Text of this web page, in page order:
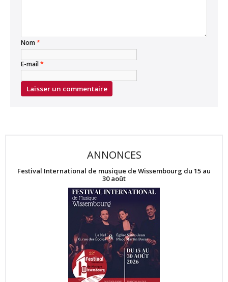
Nom*
E-mail*
ANNONCES
Festival International de musique de Wissembourg du 15 au
30 août